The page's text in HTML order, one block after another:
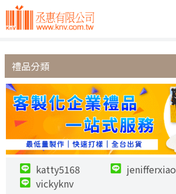
禮品分類
katty5168
jenifferxiao
vickyknv